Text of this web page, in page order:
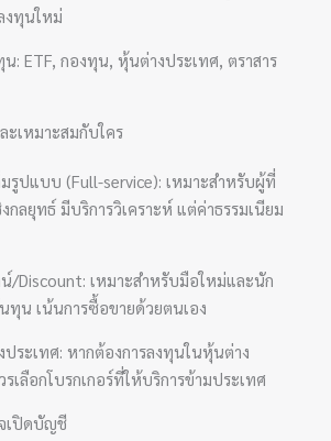
งทุนใหม่
: ETF, กองทุน, หุ้นต่างประเทศ, ตราสาร
ะเหมาะสมกับใคร
มรูปแบบ (Full-service): เหมาะสำหรับผู้ที่
กลยุทธ์ มีบริการวิเคราะห์ แต่ค่าธรรมเนียม
น์/Discount: เหมาะสำหรับมือใหม่และนัก
ทุน เน้นการซื้อขายด้วยตนเอง
ประเทศ: หากต้องการลงทุนในหุ้นต่าง
เลือกโบรกเกอร์ที่ให้บริการข้ามประเทศ
เปิดบัญชี